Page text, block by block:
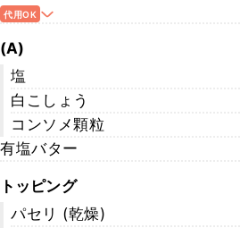
代用OK
(A)
塩
白こしょう
コンソメ顆粒
有塩バター
トッピング
パセリ (乾燥)